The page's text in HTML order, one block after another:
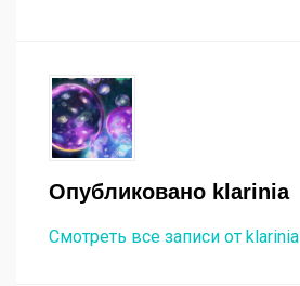
Опубликовано klarinia
Смотреть все записи от klarinia